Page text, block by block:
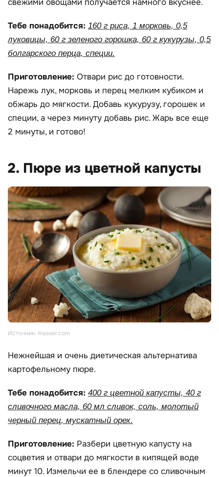
Тебе понадобится: 160 г риса, 1 морковь, 0,5
луковицы, 60 г зеленого горошка, 60 г кукурузы, 0,5
болгарского перца, специи.
Приготовление: Отвари рис до готовности.
Нарежь лук, морковь и перец мелким кубиком и
обжарь до мягкости. Добавь кукурузу, горошек и
специи, а через минуту добавь рис. Жарь все еще
2 минуты, и готово!
2. Пюре из цветной капусты
Источник: massel.com
Нежнейшая и очень диетическая альтернатива
картофельному пюре.
Тебе понадобится: 400 г цветной капусты, 40 г
сливочного масла, 60 мл сливок, соль, молотый
черный перец, мускатный орех.
Приготовление: Разбери цветную капусту на
соцветия и отвари до мягкости в кипящей воде
минут 10. Измельчи ее в блендере со сливочным